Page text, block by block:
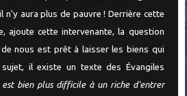
n'y aura plus de pauvre ! Derrière cette
ajoute cette intervenante, la question
nous est prêt à laisser les biens qui
il existe un texte des Évangiles
bien plus difficile à un riche d'entrer